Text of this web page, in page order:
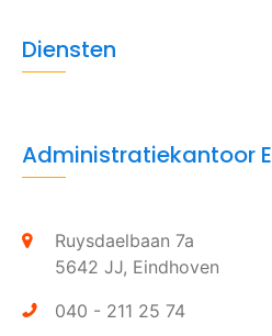
Diensten
Administratiekantoor
Ruysdaelbaan 7a
5642 JJ, Eindhoven
040 - 211 25 74